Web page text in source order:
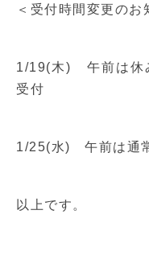
＜受付時間変更のお
1/19(木) 午前は休
受付
1/25(水) 午前は通
以上です。